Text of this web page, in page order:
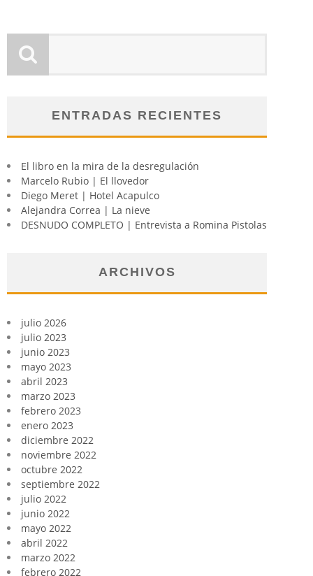
ENTRADAS RECIENTES
El libro en la mira de la desregulación
Marcelo Rubio | El llovedor
Diego Meret | Hotel Acapulco
Alejandra Correa | La nieve
DESNUDO COMPLETO | Entrevista a Romina Pistolas
ARCHIVOS
julio 2026
julio 2023
junio 2023
mayo 2023
abril 2023
marzo 2023
febrero 2023
enero 2023
diciembre 2022
noviembre 2022
octubre 2022
septiembre 2022
julio 2022
junio 2022
mayo 2022
abril 2022
marzo 2022
febrero 2022